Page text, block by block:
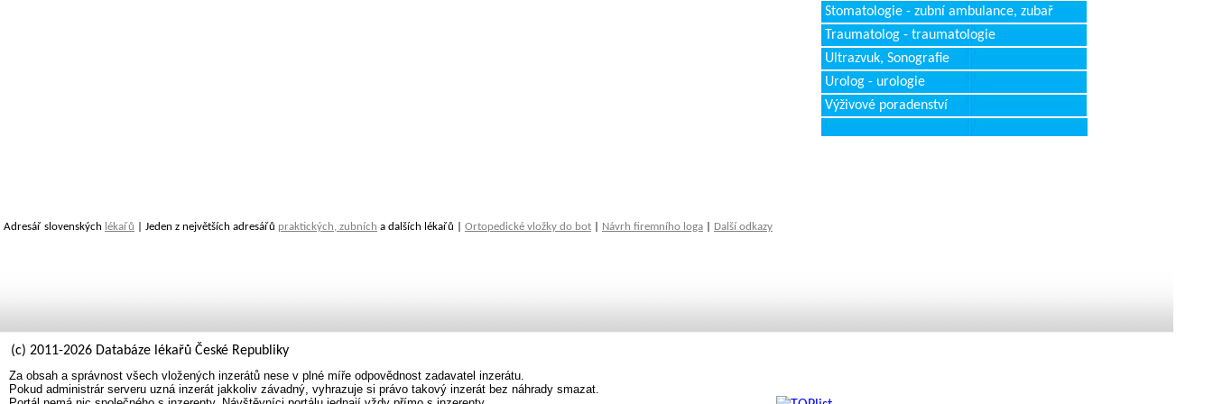
Stomatologie - zubní ambulance, zubař
Traumatolog - traumatologie
Ultrazvuk, Sonografie
Urolog - urologie
Výživové poradenství
Adresář slovenských lékařů | Jeden z největších adresářů praktických, zubních a dalších lékařů | Ortopedické vložky do bot Návrh firemního loga Další odkazy
(c) 2011-2026 Databáze lékařů České Republiky
Za obsah a správnost všech vložených inzerátů nese v plné míře odpovědnost zadavatel inzerátu.
Pokud administrár serveru uzná inzerát jakkoliv závadný, vyhrazuje si právo takový inzerát bez náhrady smazat.